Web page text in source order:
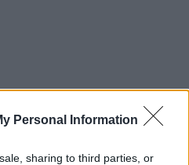
Personal Information
sharing to third parties, or